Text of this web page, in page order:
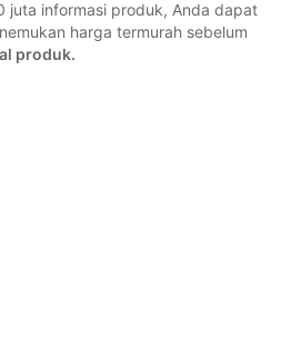
juta informasi produk, Anda dapat
harga termurah sebelum
produk.